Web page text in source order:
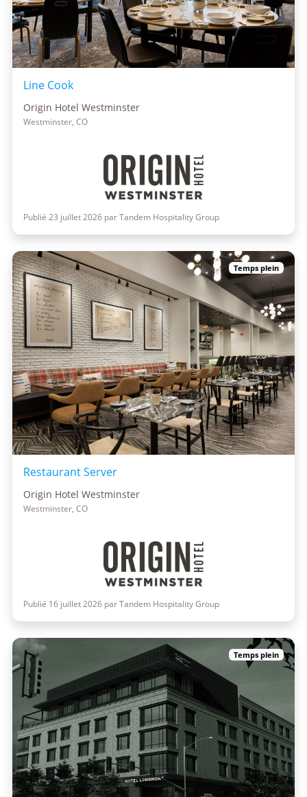
Line Cook
Origin Hotel Westminster
Westminster, CO
Publié 23 juillet 2026 par Tandem Hospitality Group
Temps plein
Restaurant Server
Origin Hotel Westminster
Westminster, CO
Publié 16 juillet 2026 par Tandem Hospitality Group
Temps plein